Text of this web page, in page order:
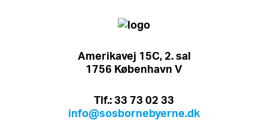
Amerikavej 15C, 2. sal
1756 København V
Tlf.: 33 73 02 33
info@sosbornebyerne.dk